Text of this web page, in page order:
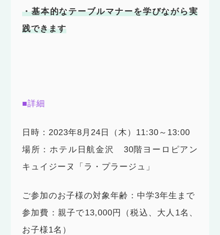
・基本的なテーブルマナーを学びながら実
践できます
■詳細
日時：2023年8月24日（木）11:30～13:00
場所：ホテル日航金沢 30階ヨーロピアン
キュイジーヌ「ラ・プラージュ」
ご参加のお子様の対象年齢：中学3年生まで
参加費：親子で13,000円（税込、大人1名、
お子様1名）